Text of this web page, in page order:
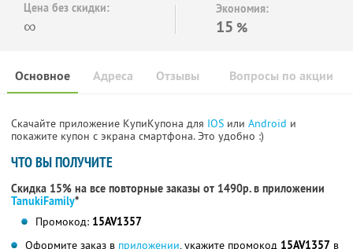
Цена без скидки:
∞
Экономия:
15 %
Основное Отзывы Вопросы по акции
Адреса
Скачайте приложение КупиКупона для IOS или Android и
покажите купон с экрана смартфона. Это удобно :)
ЧТО ВЫ ПОЛУЧИТЕ
Скидка 15% на все повторные заказы от 1490р. в приложении
TanukiFamily*
Промокод: 15AV1357
Оформите заказ в приложении, укажите промокод 15AV1357 в